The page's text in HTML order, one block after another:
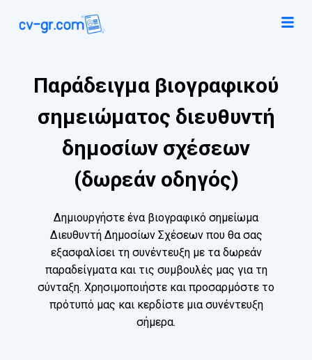
Παράδειγμα βιογραφικού
σημειώματος διευθυντή
δημοσίων σχέσεων
(δωρεάν οδηγός)
Δημιουργήστε ένα βιογραφικό σημείωμα
Διευθυντή Δημοσίων Σχέσεων που θα σας
εξασφαλίσει τη συνέντευξη με τα δωρεάν
παραδείγματα και τις συμβουλές μας για τη
σύνταξη. Χρησιμοποιήστε και προσαρμόστε το
πρότυπό μας και κερδίστε μια συνέντευξη
σήμερα.